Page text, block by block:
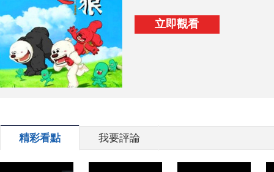
立即觀看
精彩看點 我要評論